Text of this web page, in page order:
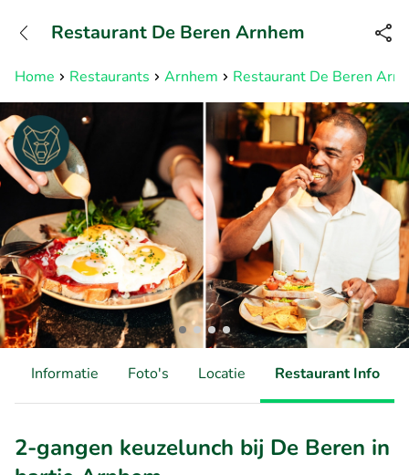
Bereikbaar tot 23:00 uur
Home Restaurants Arnhem Restaurant De Beren
Restaurant De Beren Arnhem
Informatie Foto's Locatie Restaurant Info
2-gangen keuzelunch bij De Beren in